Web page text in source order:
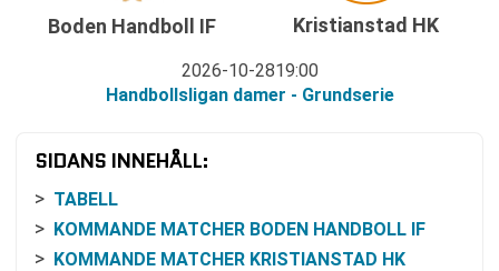
Boden Handboll IF
2026-10-2819:00
Handbollsligan damer - Grundserie
Kristianstad HK
SIDANS INNEHÅLL:
TABELL
KOMMANDE MATCHER BODEN HANDBOLL IF
KOMMANDE MATCHER KRISTIANSTAD HK